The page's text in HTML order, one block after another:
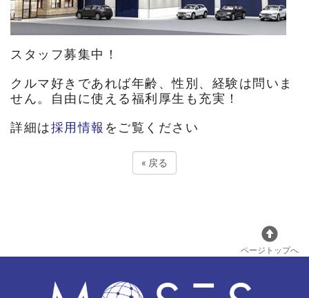
スタッフ募集中！
クルマ好きであれば年齢、性別、経験は問いま
せん。自由に使える福利厚生も充実！
詳細は採用情報 をご覧ください
« 戻る
ページトップへ